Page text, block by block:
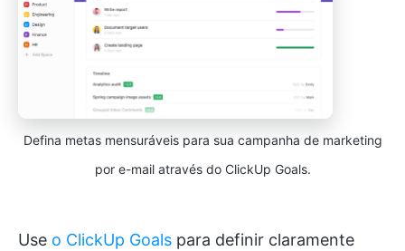
Defina metas mensuráveis para sua campanha de marketing
por e-mail através do ClickUp Goals.
Use o ClickUp Goals para definir claramente